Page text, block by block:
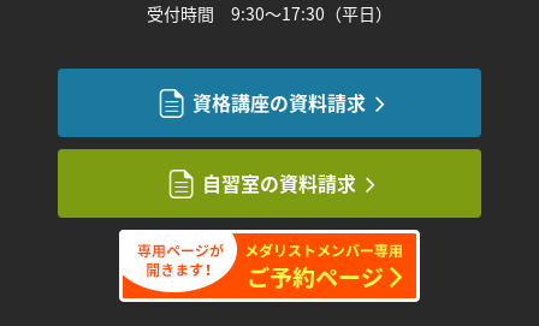
受付時間 9:30〜17:30（平日）
資格講座の資料請求
自習室の資料請求